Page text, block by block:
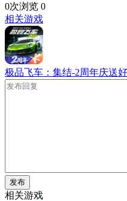
0次浏览 0
相关游戏
极品飞车：集结-2周年庆送
发布
相关游戏